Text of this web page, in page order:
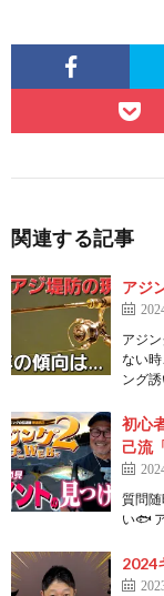
関連する記事
アジ
アジ
ない
ング
初心
己流
質問
い🐟️
2024